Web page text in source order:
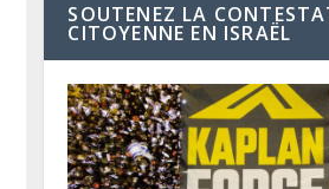
SOUTENEZ LA
CITOYENNE EN ISRAËL